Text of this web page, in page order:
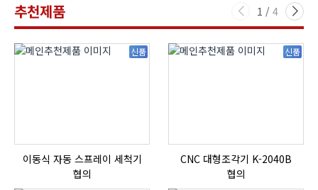
추천제품 1 / 4
신품
이동식 자동 스프레이 세척기
협의
신품
CNC 대형조각기 K-2040B
협의